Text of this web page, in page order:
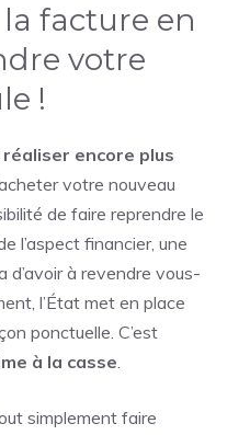
facture en
votre
!
réaliser encore plus
votre nouveau
de faire reprendre le
l’aspect financier, une
d’avoir à revendre vous-
l’État met en place
ponctuelle. C’est
à la casse.
simplement faire